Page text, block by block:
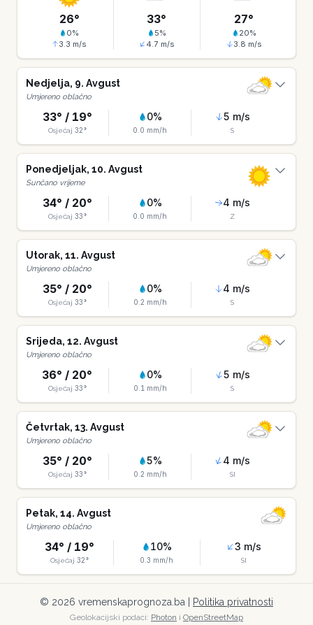
26°
0%
3.3 m/s
33°
5%
4.7 m/s
27°
20%
3.8 m/s
Nedjelja, 9. Avgust
Umjereno oblačno
33° / 19°
Osjećaj 32°
0%
0.0 mm/h
5 m/s
S
Ponedjeljak, 10. Avgust
Sunčano vrijeme
34° / 20°
Osjećaj 33°
0%
0.0 mm/h
4 m/s
Z
Utorak, 11. Avgust
Umjereno oblačno
35° / 20°
Osjećaj 33°
0%
0.2 mm/h
4 m/s
S
Srijeda, 12. Avgust
Umjereno oblačno
36° / 20°
Osjećaj 33°
0%
0.1 mm/h
5 m/s
S
Četvrtak, 13. Avgust
Umjereno oblačno
35° / 20°
Osjećaj 33°
5%
0.2 mm/h
4 m/s
SI
Petak, 14. Avgust
Umjereno oblačno
34° / 19°
Osjećaj 32°
10%
0.3 mm/h
3 m/s
SI
© 2026 vremenskaprognoza.ba | Politika privatnosti
Geolokacijski podaci: Photon i OpenStreetMap